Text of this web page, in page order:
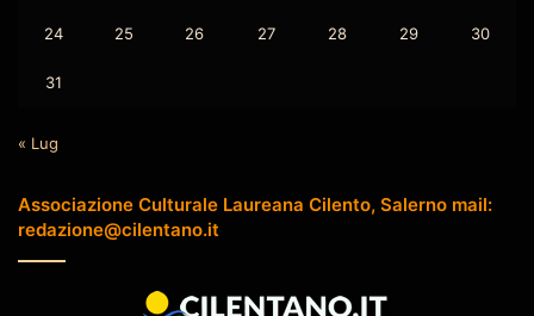
24 25 26 27 28 29 30
31
« Lug
Associazione Culturale Laureana Cilento, Salerno mail:
redazione@cilentano.it